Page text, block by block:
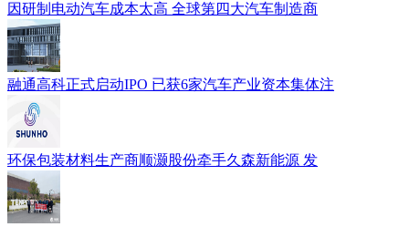
因研制电动汽车成本太高 全球第四大汽车制造商
融通高科正式启动IPO 已获6家汽车产业资本集体注
环保包装材料生产商顺灏股份牵手久森新能源 发